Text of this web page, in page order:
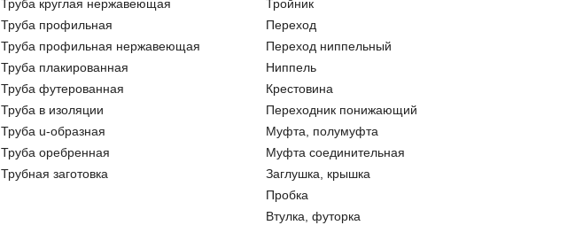
Труба круглая нержавеющая
Труба профильная
Труба профильная нержавеющая
Труба плакированная
Труба футерованная
Труба в изоляции
Труба u-образная
Труба оребренная
Трубная заготовка
Тройник
Переход
Переход ниппельный
Ниппель
Крестовина
Переходник понижающий
Муфта, полумуфта
Муфта соединительная
Заглушка, крышка
Пробка
Втулка, футорка